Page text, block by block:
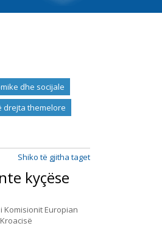
dhe socijale
drejta themelore
Shiko të gjitha taget
kyçëse
Komisionit Europian